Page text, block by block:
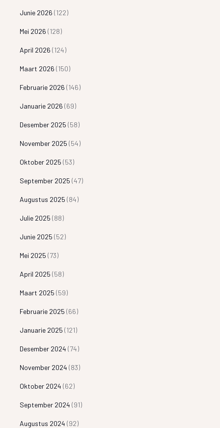
Junie 2026 (122)
Mei 2026 (128)
April 2026 (124)
Maart 2026 (150)
Februarie 2026 (146)
Januarie 2026 (69)
Desember 2025 (58)
November 2025 (54)
Oktober 2025 (53)
September 2025 (47)
Augustus 2025 (84)
Julie 2025 (88)
Junie 2025 (52)
Mei 2025 (73)
April 2025 (58)
Maart 2025 (59)
Februarie 2025 (66)
Januarie 2025 (121)
Desember 2024 (74)
November 2024 (83)
Oktober 2024 (62)
September 2024 (91)
Augustus 2024 (92)